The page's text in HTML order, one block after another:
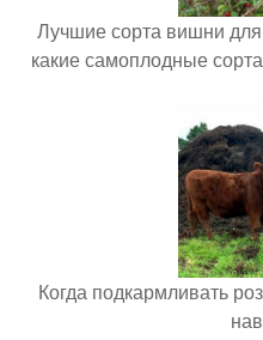
Лучшие сорта вишни для
какие самоплодные
Когда подкармливать